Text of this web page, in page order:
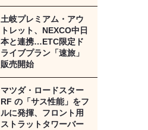
土岐プレミアム・アウ
トレット、NEXCO中日
本と連携…ETC限定ド
ライブプラン「速旅」
販売開始
マツダ・ロードスター
RF の「サス性能」をフ
ルに発揮、フロント用
ストラットタワーバー